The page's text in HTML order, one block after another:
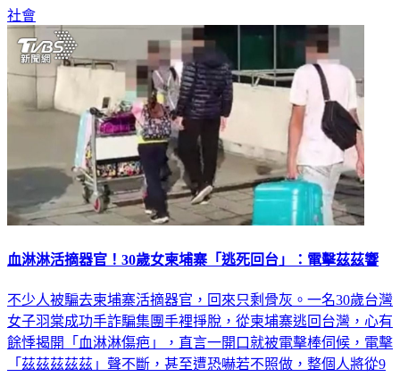
社會
血淋淋活摘器官！30歲女柬埔寨「逃死回台」：電擊茲茲響
不少人被騙去柬埔寨活摘器官，回來只剩骨灰。一名30歲台灣
女子羽棠成功手詐騙集團手裡掙脫，從柬埔寨逃回台灣，心有
餘悸揭開「血淋淋傷疤」，直言一開口就被電擊棒伺候，電擊
「茲茲茲茲茲」聲不斷，甚至遭恐嚇若不照做，整個人將從9